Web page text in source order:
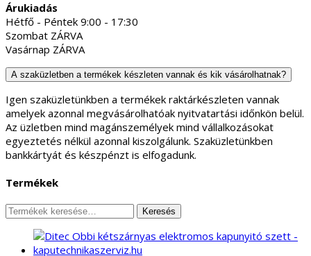
Árukiadás
Hétfő - Péntek 9:00 - 17:30
Szombat ZÁRVA
Vasárnap ZÁRVA
A szaküzletben a termékek készleten vannak és kik vásárolhatnak?
Igen szaküzletünkben a termékek raktárkészleten vannak
amelyek azonnal megvásárolhatóak nyitvatartási időnkön belül.
Az üzletben mind magánszemélyek mind vállalkozásokat
egyeztetés nélkül azonnal kiszolgálunk. Szaküzletünkben
bankkártyát és készpénzt is elfogadunk.
Termékek
Keresés
következőre:
Keresés